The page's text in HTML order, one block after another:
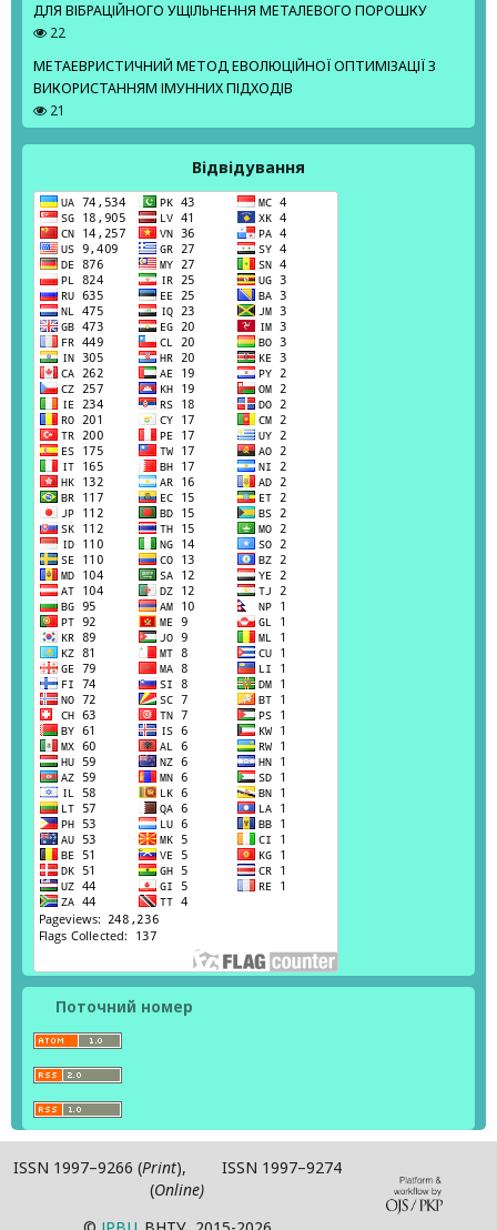
ДЛЯ ВІБРАЦІЙНОГО УЩІЛЬНЕННЯ МЕТАЛЕВОГО ПОРОШКУ
22
МЕТАЕВРИСТИЧНИЙ МЕТОД ЕВОЛЮЦІЙНОЇ ОПТИМІЗАЦІЇ З
ВИКОРИСТАННЯМ ІМУННИХ ПІДХОДІВ
21
Відвідування
Поточний номер
ISSN 1997–9266 (Print), ISSN 1997–9274
(Online)